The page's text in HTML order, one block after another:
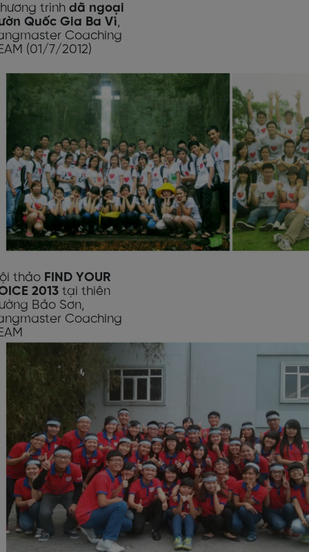
trìnhdã ngoại
n Quốc Gia Ba Vì,
Coaching
(01/7/2012)
thảo FIND YOUR
2013 tại thiên
Bảo Sơn,
Coaching